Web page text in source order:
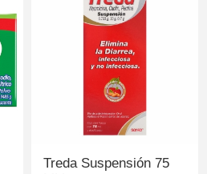
Treda Suspensión 75